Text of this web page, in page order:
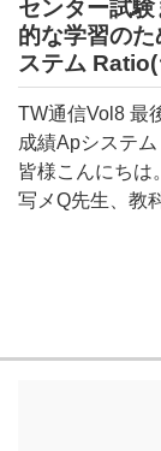
センター試
的な学習の
ステム
TW通信Vol8 最
成績Apシステ
皆様こんにちは
写メQ先生、教